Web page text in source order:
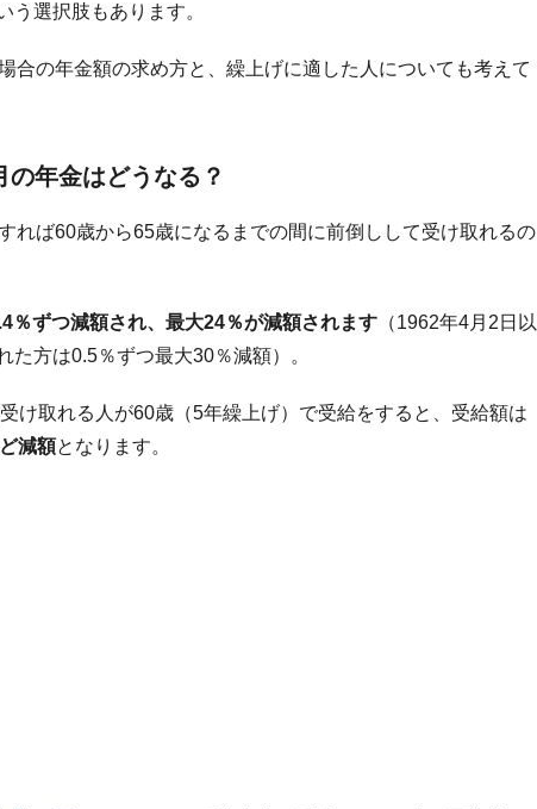
う選択肢もあります。
合の年金額の求め方と、繰上げに適した人についても考えて
年金はどうなる？
れば60歳から65歳になるまでの間に前倒しして受け取れるの
％ずつ減額され、最大24％が減額されます （1962年4月2日以
方は0.5％ずつ最大30％減額）。
け取れる人が60歳（5年繰上げ）で受給をすると、受給額は
減額となります。